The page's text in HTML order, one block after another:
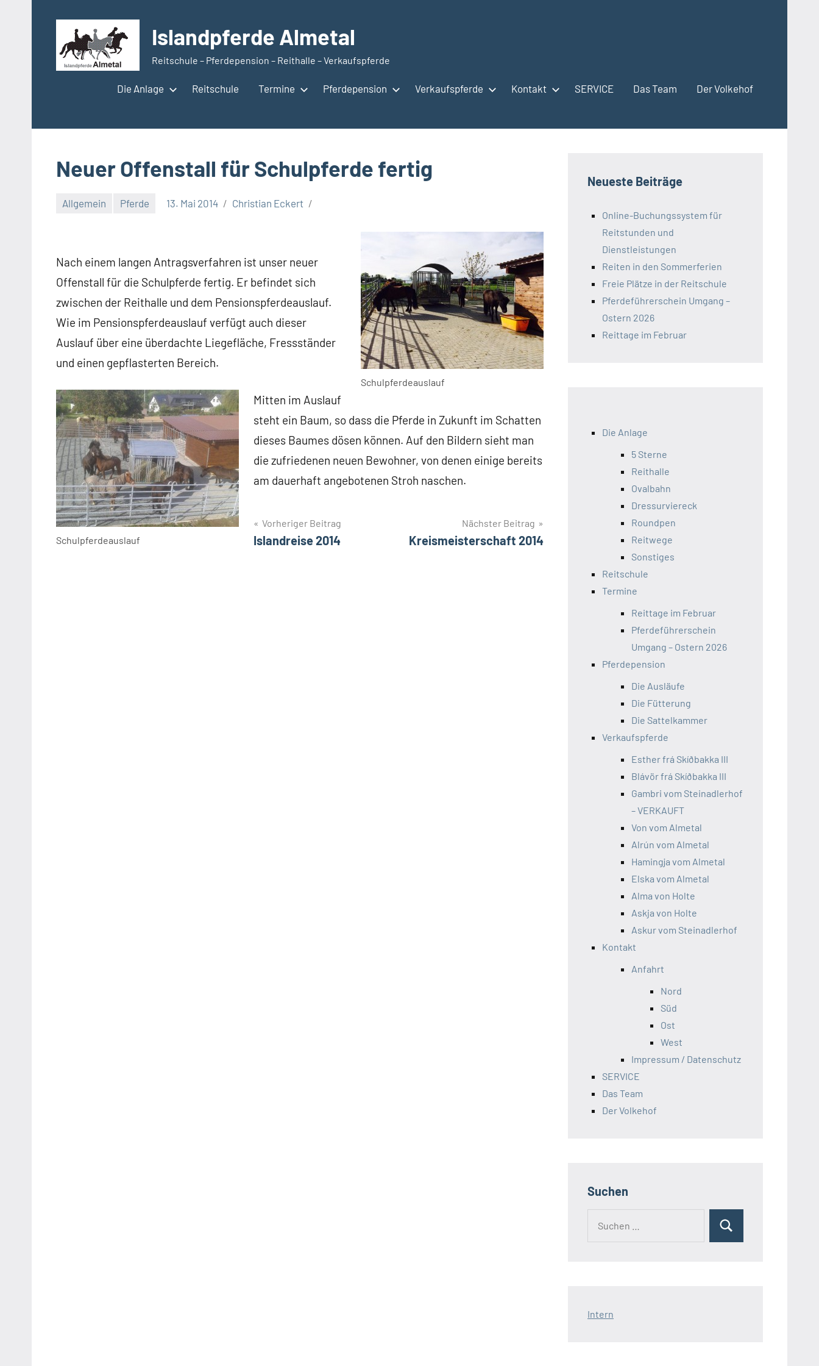
springen
Islandpferde Almetal
Reitschule – Pferdepension – Reithalle – Verkaufspferde
Die Anlage Reitschule Termine Pferdepension Verkaufspferde Kontakt SERVICE Das Team Der Volkehof
Neuer Offenstall für Schulpferde fertig
Allgemein Pferde 13. Mai 2014 Christian Eckert
Schulpferdeauslauf
Nach einem langen Antragsverfahren ist unser neuer
Offenstall für die Schulpferde fertig. Er befindet sich
zwischen der Reithalle und dem Pensionspferdeauslauf.
Wie im Pensionspferdeauslauf verfügt auch dieser
Auslauf über eine überdachte Liegefläche, Fressständer
und einen gepflasterten Bereich.
Schulpferdeauslauf
Mitten im Auslauf
steht ein Baum, so dass die Pferde in Zukunft im Schatten
dieses Baumes dösen können. Auf den Bildern sieht man
die zufriedenen neuen Bewohner, von denen einige bereits
am dauerhaft angebotenen Stroh naschen.
Beitragsnavigation Vorheriger Beitrag
Islandreise 2014
Nächster Beitrag
Kreismeisterschaft 2014
Neueste Beiträge
Online-Buchungssystem für
Reitstunden und
Dienstleistungen
Reiten in den Sommerferien
Freie Plätze in der Reitschule
Pferdeführerschein Umgang –
Ostern 2026
Reittage im Februar
Die Anlage
5 Sterne
Reithalle
Ovalbahn
Dressurviereck
Roundpen
Reitwege
Sonstiges
Reitschule
Termine
Reittage im Februar
Pferdeführerschein
Umgang – Ostern 2026
Pferdepension
Die Ausläufe
Die Fütterung
Die Sattelkammer
Verkaufspferde
Esther frá Skíðbakka III
Blávör frá Skíðbakka III
Gambri vom Steinadlerhof
– VERKAUFT
Von vom Almetal
Alrún vom Almetal
Hamingja vom Almetal
Elska vom Almetal
Alma von Holte
Askja von Holte
Askur vom Steinadlerhof
Kontakt
Anfahrt
Nord
Süd
Ost
West
Impressum / Datenschutz
SERVICE
Das Team
Der Volkehof
Suchen
Intern